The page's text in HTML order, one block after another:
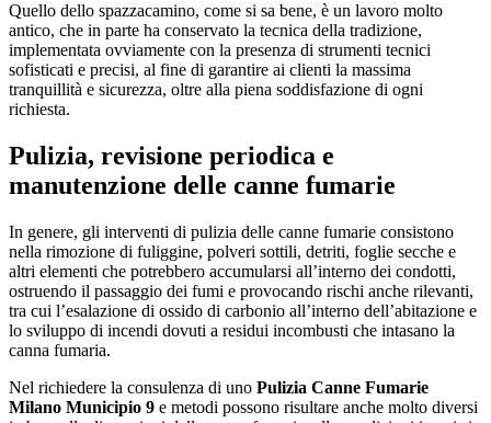
Quello dello spazzacamino, come si sa bene, è un lavoro molto
antico, che in parte ha conservato la tecnica della tradizione,
implementata ovviamente con la presenza di strumenti tecnici
sofisticati e precisi, al fine di garantire ai clienti la massima
tranquillità e sicurezza, oltre alla piena soddisfazione di ogni
richiesta.
Pulizia, revisione periodica e
manutenzione delle canne fumarie
In genere, gli interventi di pulizia delle canne fumarie consistono
nella rimozione di fuliggine, polveri sottili, detriti, foglie secche e
altri elementi che potrebbero accumularsi all’interno dei condotti,
ostruendo il passaggio dei fumi e provocando rischi anche rilevanti,
tra cui l’esalazione di ossido di carbonio all’interno dell’abitazione e
lo sviluppo di incendi dovuti a residui incombusti che intasano la
canna fumaria.
Nel richiedere la consulenza di uno Pulizia Canne Fumarie
Milano Municipio 9 e metodi possono risultare anche molto diversi